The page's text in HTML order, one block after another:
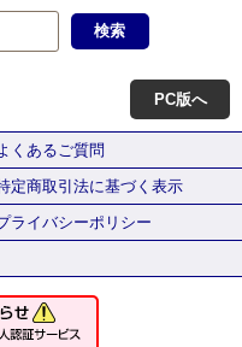
PC版へ
くあるご質問
定商取引法に基づく表示
ライバシーポリシー